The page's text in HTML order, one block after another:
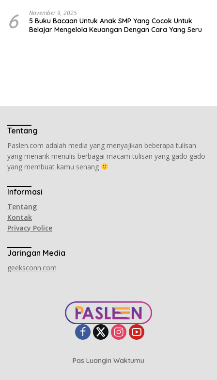
6 November 9, 2025
5 Buku Bacaan Untuk Anak SMP Yang Cocok Untuk
Belajar Mengelola Keuangan Dengan Cara Yang Seru
Tentang
Paslen.com adalah media yang menyajikan beberapa tulisan
yang menarik menulis berbagai macam tulisan yang gado gado
yang membuat kamu senang
Informasi
Tentang
Kontak
Privacy Police
Jaringan Media
geeksconn.com
Pas Luangin Waktumu